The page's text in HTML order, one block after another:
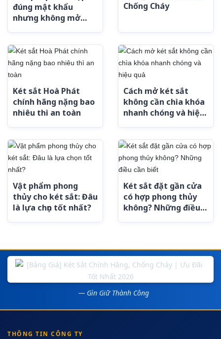
đúng mật khẩu
nhưng không mở
Chống Cháy
Két sắt Hoà Phát
chính hãng nặng bao
nhiêu thì an toàn
Cách mở két sắt
không cần chìa khóa
nhanh chóng và hiệu
Vật phẩm phong
thủy cho két sắt: Đâu
là lựa chọn tốt nhất?
Két sắt đặt gần cửa
có hợp phong thủy
không? Những điều
— Gìn Giữ Thành Công
THÔNG TIN CÔNG TY